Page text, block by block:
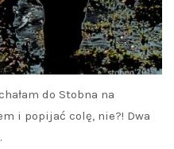
do Stobna na
i popijać colę, nie?! Dwa